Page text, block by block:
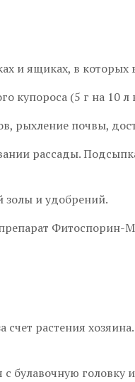
и ящиках, в которых
купороса (5 г на 10 л
рыхление почвы,
рассады.
золы и удобрений.
Фитоспорин-
растения
булавочную